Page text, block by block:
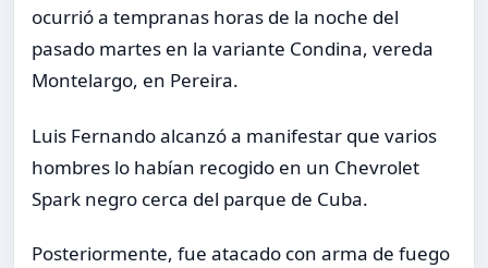
ocurrió a tempranas horas de la noche del
pasado martes en la variante Condina, vereda
Montelargo, en Pereira.
Luis Fernando alcanzó a manifestar que varios
hombres lo habían recogido en un Chevrolet
Spark negro cerca del parque de Cuba.
Posteriormente, fue atacado con arma de fuego